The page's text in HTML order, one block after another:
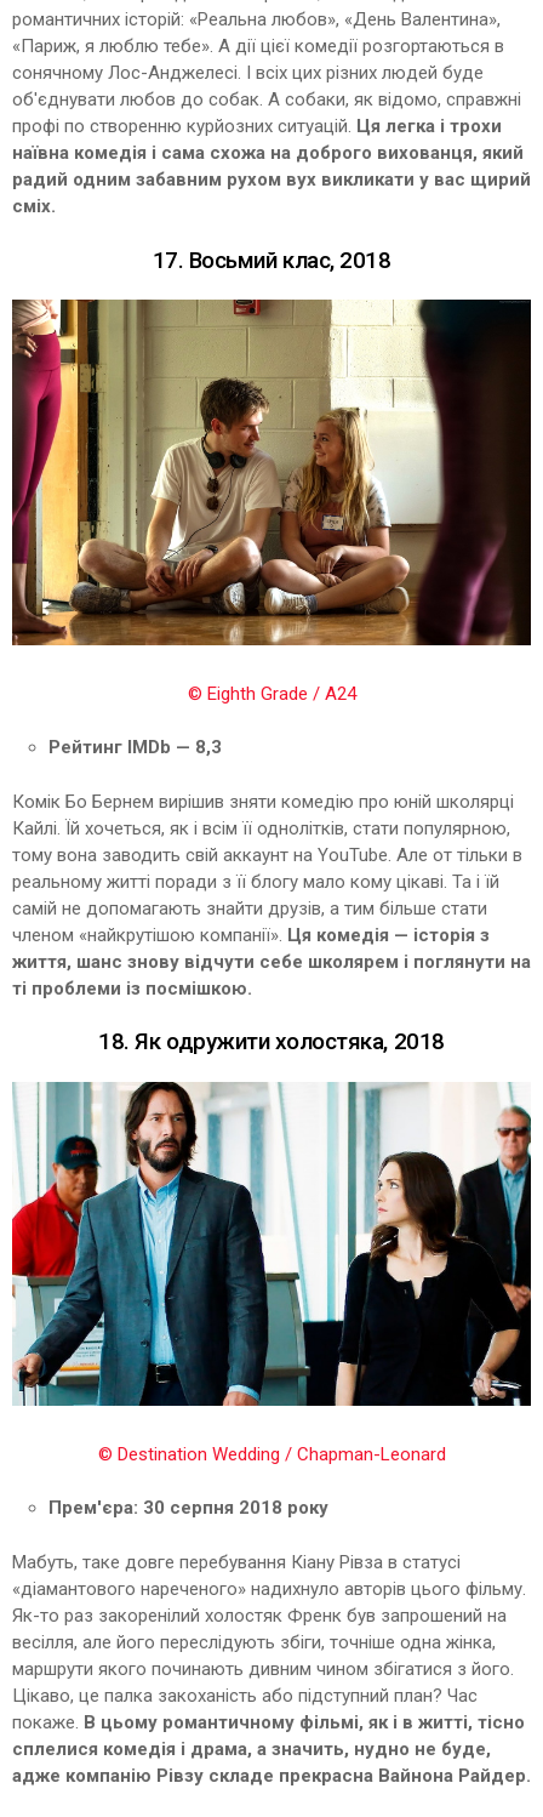
романтичних історій: «Реальна любов», «День Валентина»,
«Париж, я люблю тебе». А дії цієї комедії розгортаються в
сонячному Лос-Анджелесі. І всіх цих різних людей буде
об'єднувати любов до собак. А собаки, як відомо, справжні
профі по створенню курйозних ситуацій. Ця легка і трохи
наївна комедія і сама схожа на доброго вихованця, який
радий одним забавним рухом вух викликати у вас щирий
сміх.
17. Восьмий клас, 2018
© Eighth Grade / A24
Рейтинг IMDb — 8,3
Комік Бо Бернем вирішив зняти комедію про юній школярці
Кайлі. Їй хочеться, як і всім її однолітків, стати популярною,
тому вона заводить свій аккаунт на YouTube. Але от тільки в
реальному житті поради з її блогу мало кому цікаві. Та і їй
самій не допомагають знайти друзів, а тим більше стати
членом «найкрутішою компанії». Ця комедія — історія з
життя, шанс знову відчути себе школярем і поглянути на
ті проблеми із посмішкою.
18. Як одружити холостяка, 2018
© Destination Wedding / Chapman-Leonard
Прем'єра: 30 серпня 2018 року
Мабуть, таке довге перебування Кіану Рівза в статусі
«діамантового нареченого» надихнуло авторів цього фільму.
Як-то раз закоренілий холостяк Френк був запрошений на
весілля, але його переслідують збіги, точніше одна жінка,
маршрути якого починають дивним чином збігатися з його.
Цікаво, це палка закоханість або підступний план? Час
покаже. В цьому романтичному фільмі, як і в житті, тісно
сплелися комедія і драма, а значить, нудно не буде,
адже компанію Рівзу складе прекрасна Вайнона Райдер.